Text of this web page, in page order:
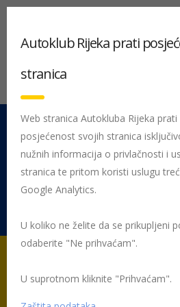
051 212 442 Centrala
Pon - Pet 08:00 - 16:00
Rujevica 9/1, 51000 Rijeka
Početna AUTOKLUB RIJEKA – tehničko
Autoklub Rijeka prati
stranica
Web stranica Autokluba Rijeka
posjećenost svojih stranica
nužnih informacija o privlačnosti i
stranica te pritom koristi uslugu
Google Analytics.
U koliko ne želite da se prikupljeni
odaberite "Ne prihvaćam".
U suprotnom kliknite "Prihvaćam".